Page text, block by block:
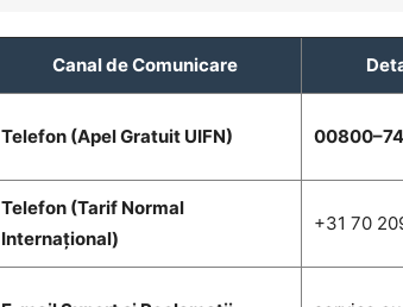
Canal de Comunicare
Telefon (Apel Gratuit UIFN)
Telefon (Tarif Normal
Internațional)
+31 70